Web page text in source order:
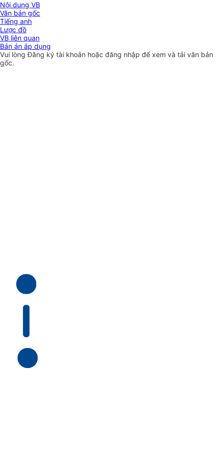
Nội dung VB
Văn bản gốc
Tiếng anh
Lược đồ
VB liên quan
Bản án áp dụng
Vui lòngĐăng ký tài khoản hoặc đăng nhập để xem và tải văn bản
gốc.